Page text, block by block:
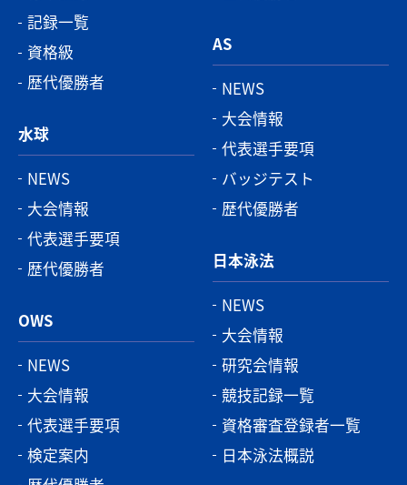
記録一覧
資格級
歴代優勝者
水球
NEWS
大会情報
代表選手要項
歴代優勝者
OWS
NEWS
大会情報
代表選手要項
検定案内
AS
NEWS
大会情報
代表選手要項
バッジテスト
歴代優勝者
日本泳法
NEWS
大会情報
研究会情報
競技記録一覧
資格審査登録者一覧
日本泳法概説